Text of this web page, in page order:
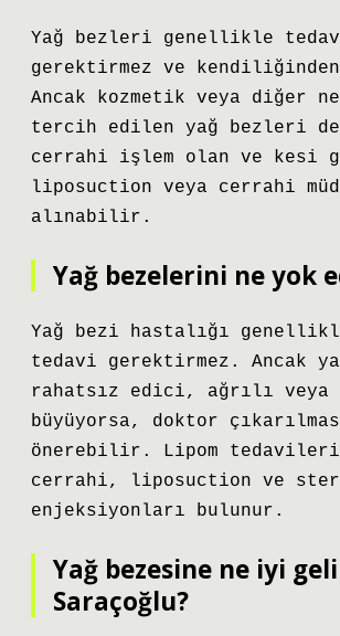
Yağ bezleri genellikle
gerektirmez ve
Ancak kozmetik veya diğer
tercih edilen yağ bezleri
cerrahi işlem olan ve kesi
liposuction veya cerrahi
alınabilir.
Yağ bezelerini ne yok
Yağ bezi hastalığı
tedavi gerektirmez. Ancak
rahatsız edici, ağrılı
büyüyorsa, doktor
önerebilir. Lipom tedavileri
cerrahi, liposuction ve
enjeksiyonları bulunur.
Yağ bezesine ne iyi
Saraçoğlu?